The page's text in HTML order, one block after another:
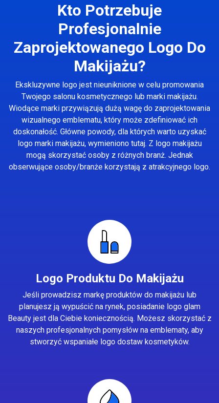
Kto Potrzebuje
Profesjonalnie
Zaprojektowanego Logo Do
Makijażu?
Ekskluzywne logo jest nieuniknione w celu promowania
Twojego salonu kosmetycznego lub marki makijażu.
Wiodące marki przywiązują dużą wagę do zaprojektowania
wizualnego emblematu, który może zdefiniować ich
doskonałość. Główne powody, dla których warto uzyskać
logo marki makijażu, wymieniono tutaj. Z logo makijażu
mogą skorzystać osoby z różnych branż. Jednak
obserwujące osoby/branże korzystają z atrakcyjnego logo.
Logo Produktu Do Makijażu
Jeśli prowadzisz markę produktów do makijażu lub
planujesz ją wypuścić na rynek, posiadanie logo glam
Beauty jest dla Ciebie koniecznością. Możesz skorzystać z
naszych profesjonalnych pomysłów na emblematy, aby
stworzyć wspaniałe logo dostaw kosmetyków.